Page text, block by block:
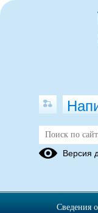
Вторая
"Лучики"
Группа ЛУЧИКИ
Версия
Сведения